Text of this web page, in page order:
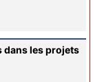
dans les projets